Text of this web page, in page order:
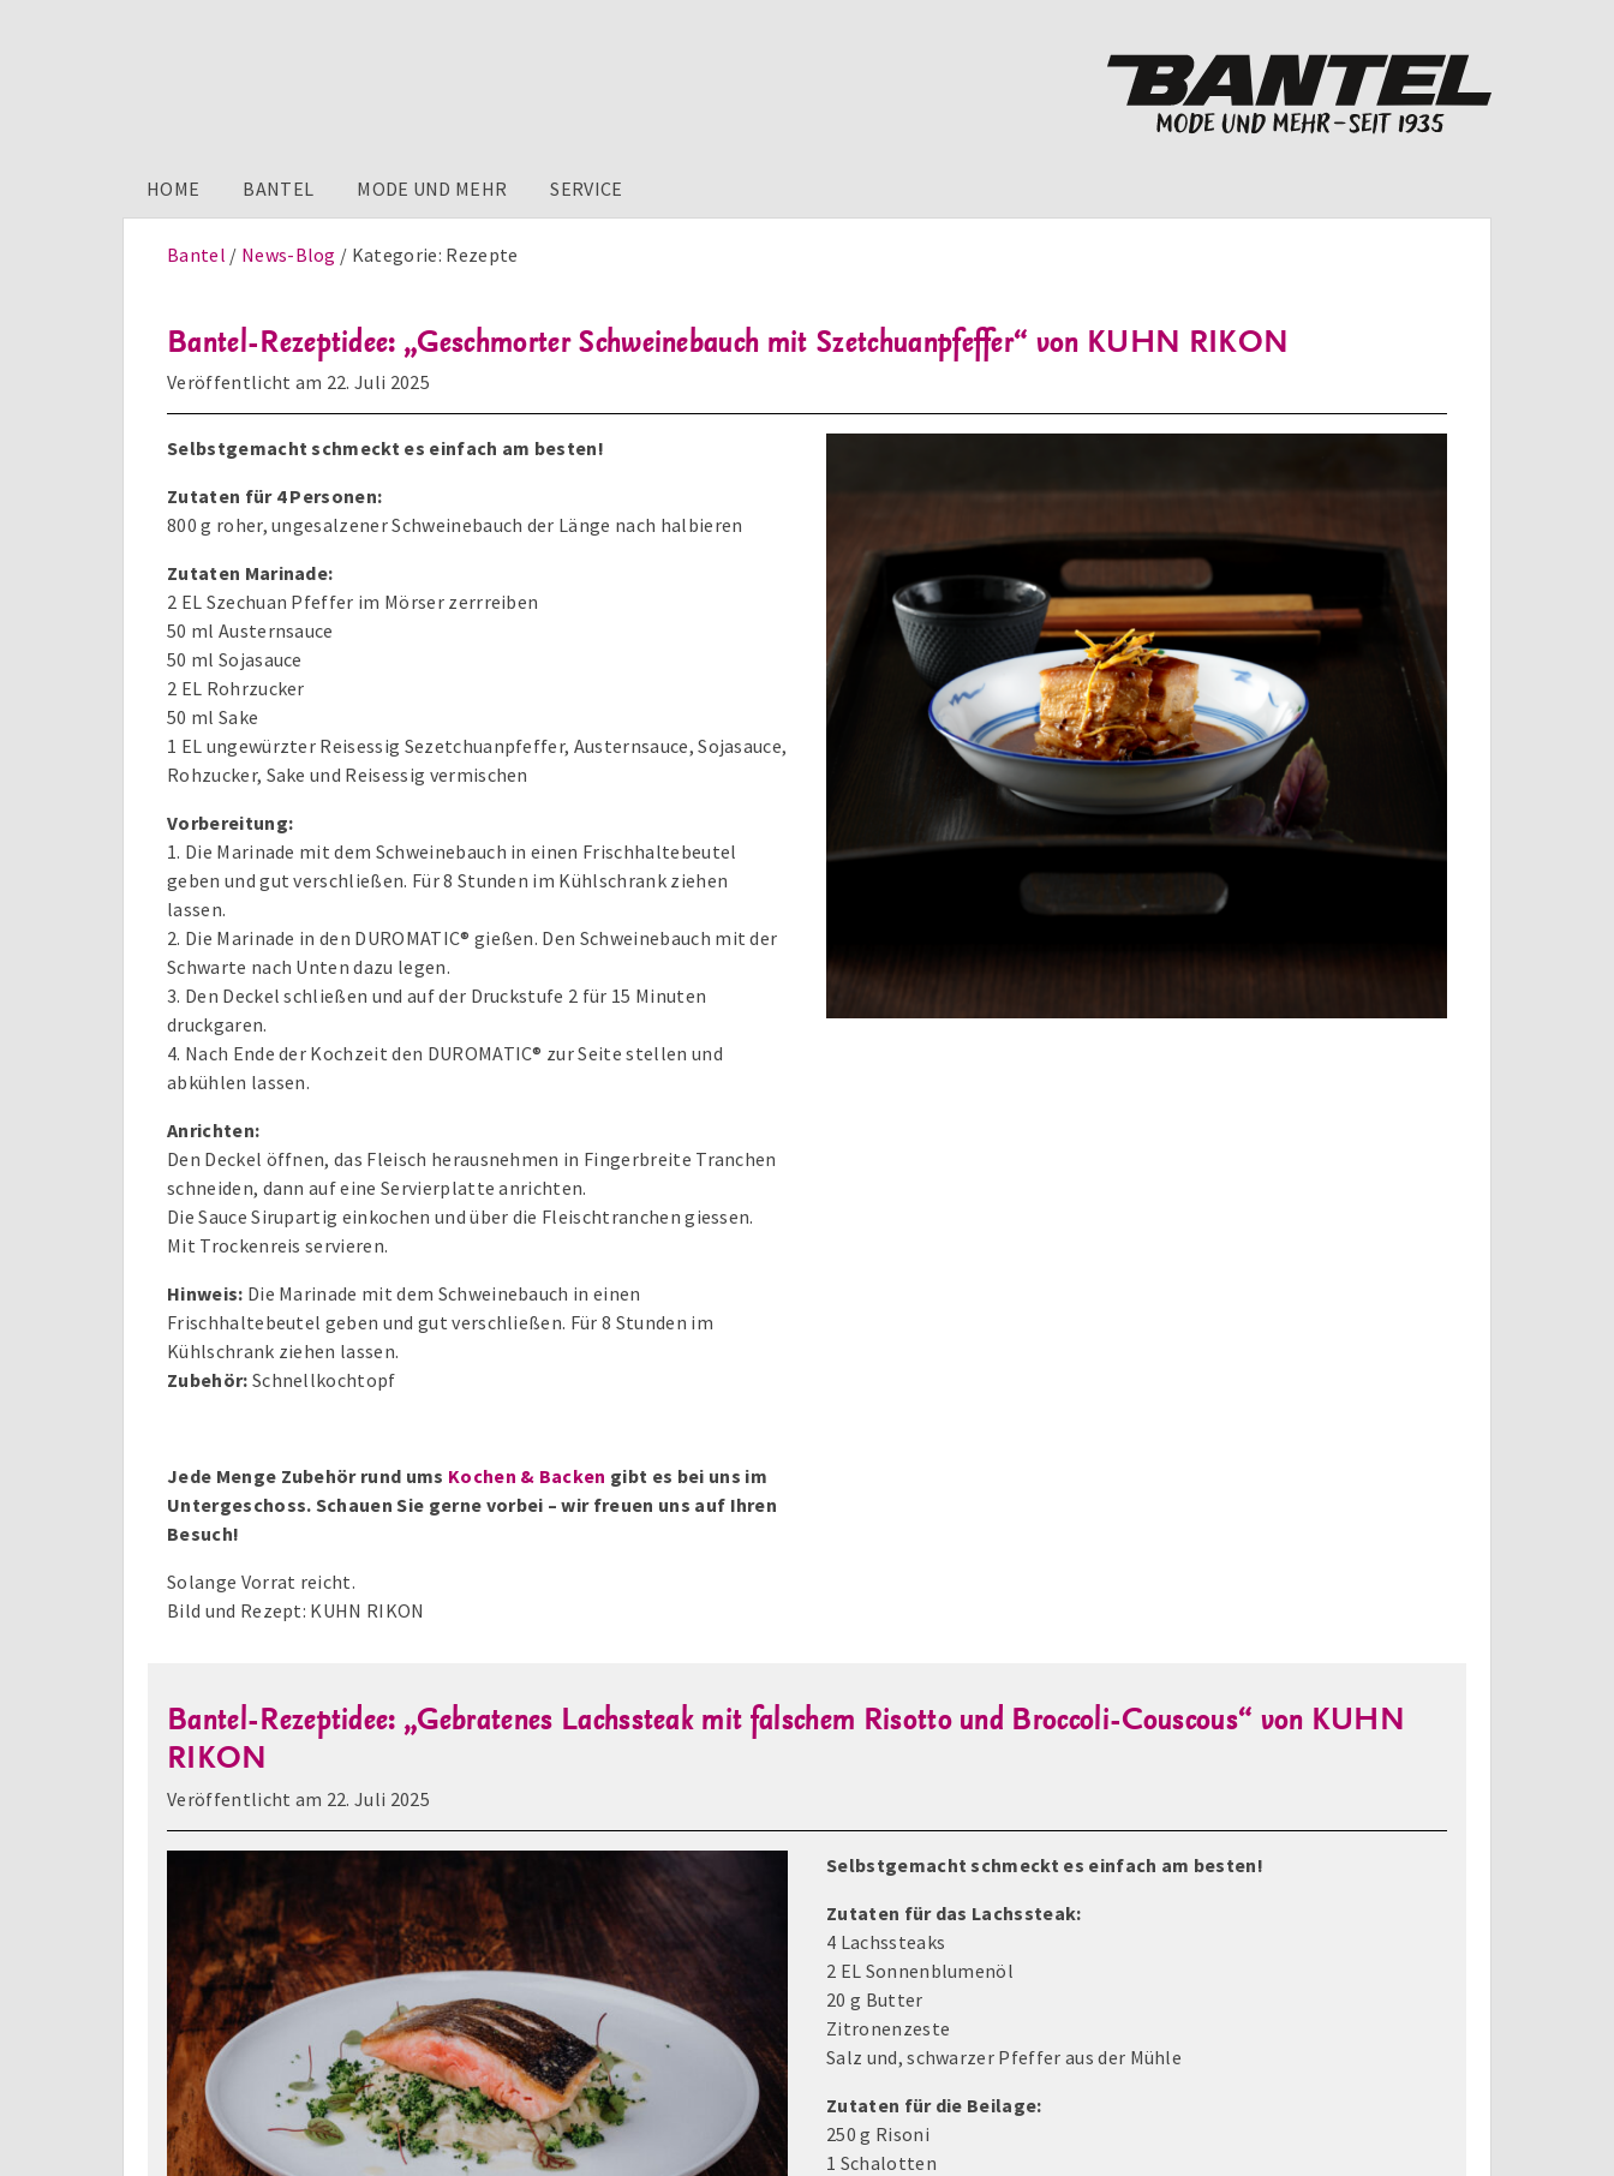
HOME BANTEL MODE UND MEHR SERVICE
Bantel News-Blog Kategorie: Rezepte
Bantel-Rezeptidee: „Geschmorter Schweinebauch mit Szetchuanpfeffer“ von KUHN RIKON
Veröffentlicht am 22. Juli 2025
Selbstgemacht schmeckt es einfach am besten!
Zutaten für 4 Personen:
800 g roher, ungesalzener Schweinebauch der Länge nach halbieren
Zutaten Marinade:
2 EL Szechuan Pfeffer im Mörser zerrreiben
50 ml Austernsauce
50 ml Sojasauce
2 EL Rohrzucker
50 ml Sake
1 EL ungewürzter Reisessig Sezetchuanpfeffer, Austernsauce, Sojasauce,
Rohzucker, Sake und Reisessig vermischen
Vorbereitung:
1. Die Marinade mit dem Schweinebauch in einen Frischhaltebeutel
geben und gut verschließen. Für 8 Stunden im Kühlschrank ziehen
lassen.
2. Die Marinade in den DUROMATIC® gießen. Den Schweinebauch mit der
Schwarte nach Unten dazu legen.
3. Den Deckel schließen und auf der Druckstufe 2 für 15 Minuten
druckgaren.
4. Nach Ende der Kochzeit den DUROMATIC® zur Seite stellen und
abkühlen lassen.
Anrichten:
Den Deckel öffnen, das Fleisch herausnehmen in Fingerbreite Tranchen
schneiden, dann auf eine Servierplatte anrichten.
Die Sauce Sirupartig einkochen und über die Fleischtranchen giessen.
Mit Trockenreis servieren.
Hinweis: Die Marinade mit dem Schweinebauch in einen
Frischhaltebeutel geben und gut verschließen. Für 8 Stunden im
Kühlschrank ziehen lassen.
Zubehör: Schnellkochtopf
Jede Menge Zubehör rund ums Kochen & Backen gibt es bei uns im
Untergeschoss. Schauen Sie gerne vorbei – wir freuen uns auf Ihren
Besuch!
Solange Vorrat reicht.
Bild und Rezept: KUHN RIKON
Bantel-Rezeptidee: „Gebratenes Lachssteak mit falschem Risotto und Broccoli-Couscous“ von KUHN
RIKON
Veröffentlicht am 22. Juli 2025
Selbstgemacht schmeckt es einfach am besten!
Zutaten für das Lachssteak:
4 Lachssteaks
2 EL Sonnenblumenöl
20 g Butter
Zitronenzeste
Salz und, schwarzer Pfeffer aus der Mühle
Zutaten für die Beilage:
250 g Risoni
1 Schalotten